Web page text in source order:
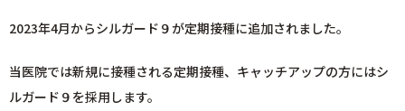
2023年4月からシルガード９が定期接種に追加されました。
当医院では新規に接種される定期接種、キャッチアップの方にはシ
ルガード９を採用します。